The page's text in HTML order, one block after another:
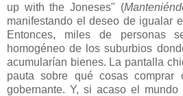
up with the Joneses" (
manifestando el deseo de igualar
Entonces, miles de personas
homogéneo de los suburbios
acumularían bienes. La pantalla
pauta sobre qué cosas
gobernante. Y, si acaso el